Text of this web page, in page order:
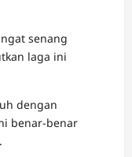
senang
laga ini
dengan
benar-benar